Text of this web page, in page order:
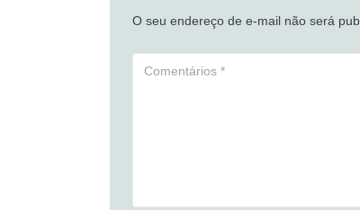
O seu endereço de e-mail não será